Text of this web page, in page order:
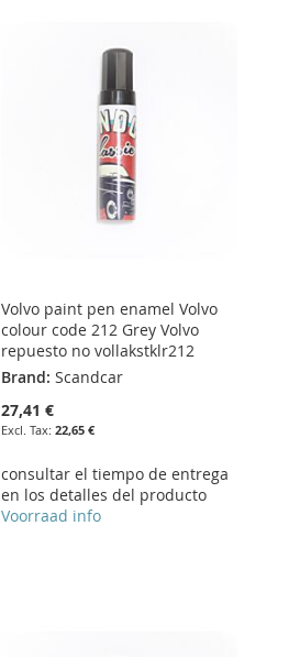
Volvo paint pen enamel Volvo
colour code 212 Grey Volvo
repuesto no vollakstklr212
Brand: Scandcar
27,41 €
22,65 €
consultar el tiempo de entrega
en los detalles del producto
Voorraad info